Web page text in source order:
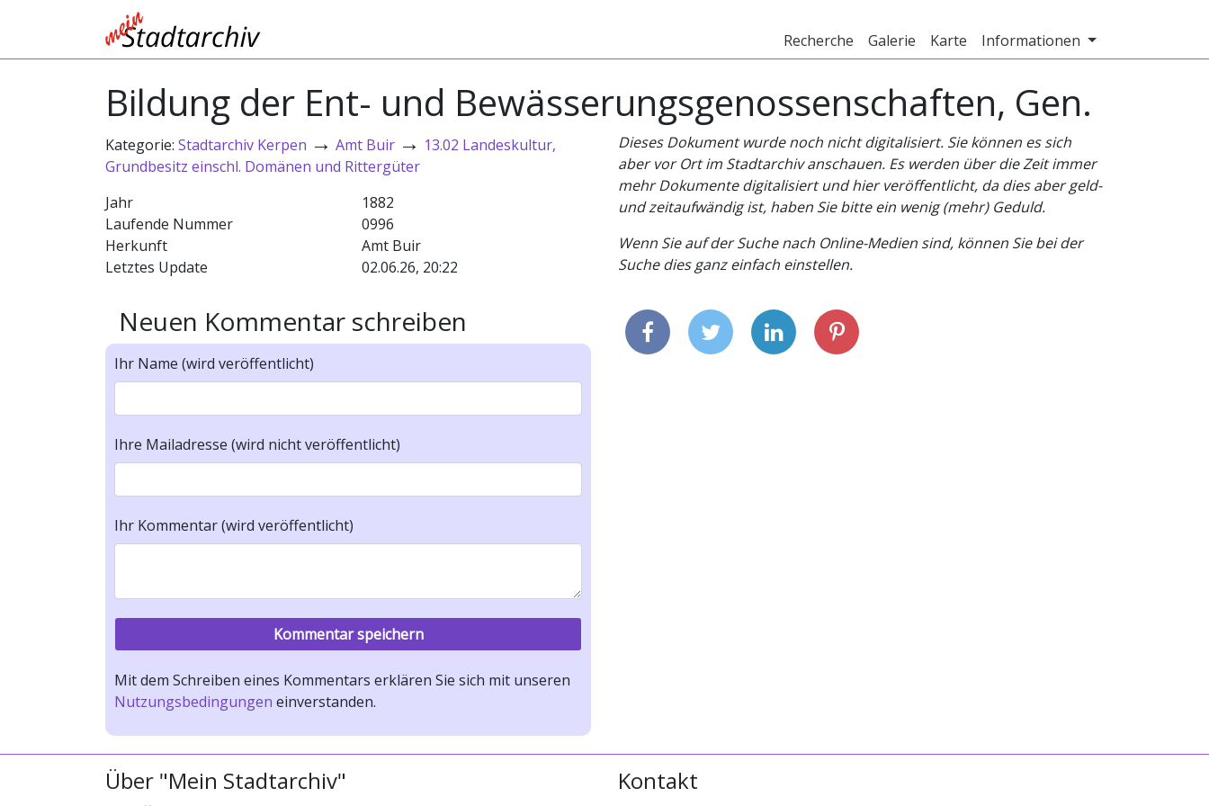
Recherche Galerie Karte Informationen
Bildung der Ent- und Bewässerungsgenossenschaften, Gen.
Kategorie: Stadtarchiv Kerpen → Amt Buir → 13.02 Landeskultur,
Grundbesitz einschl. Domänen und Rittergüter
Jahr
1882
Laufende Nummer
0996
Herkunft
Amt Buir
Letztes Update
02.06.26, 20:22
Neuen Kommentar schreiben
Ihr Name (wird veröffentlicht)
Ihre Mailadresse (wird nicht veröffentlicht)
Ihr Kommentar (wird veröffentlicht)
Mit dem Schreiben eines Kommentars erklären Sie sich mit unseren
Nutzungsbedingungen einverstanden.
Dieses Dokument wurde noch nicht digitalisiert. Sie können es sich
aber vor Ort im Stadtarchiv anschauen. Es werden über die Zeit immer
mehr Dokumente digitalisiert und hier veröffentlicht, da dies aber geld-
und zeitaufwändig ist, haben Sie bitte ein wenig (mehr) Geduld.
Wenn Sie auf der Suche nach Online-Medien sind, können Sie bei der
Suche dies ganz einfach einstellen.
Über "Mein Stadtarchiv" Kontakt